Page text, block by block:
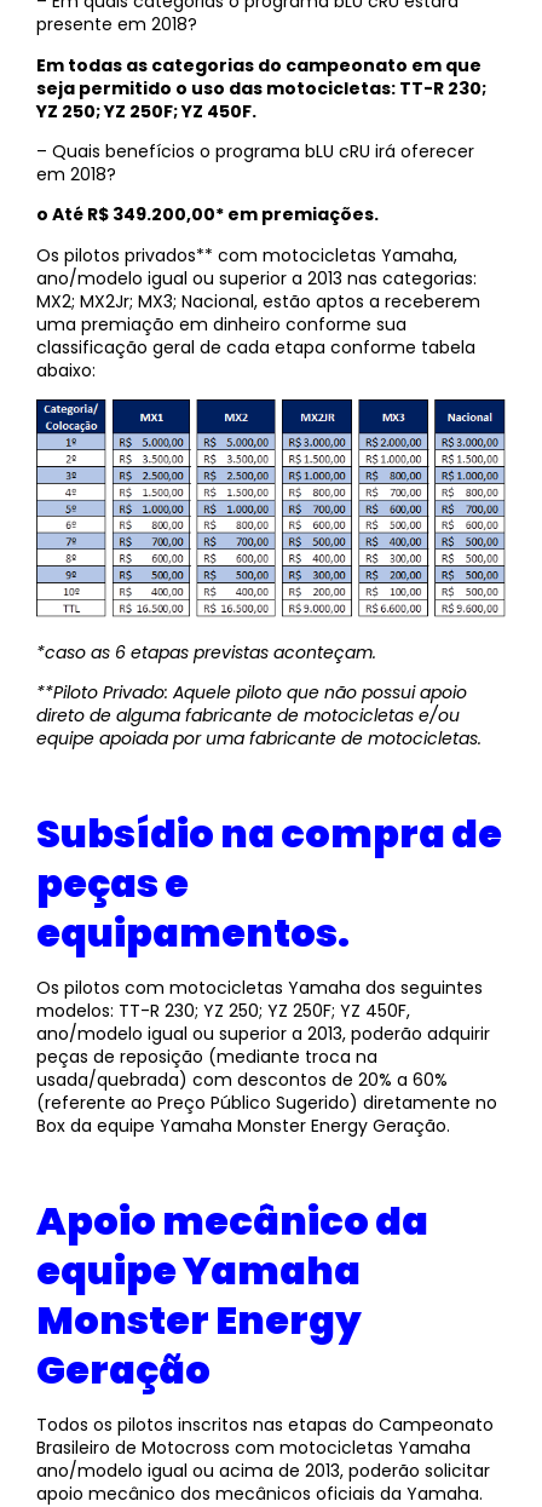
presente em 2018?
Em todas as categorias do campeonato em que
seja permitido o uso das motocicletas: TT-R 230;
YZ 250; YZ 250F; YZ 450F.
– Quais benefícios o programa bLU cRU irá oferecer
em 2018?
o Até R$ 349.200,00* em premiações.
Os pilotos privados** com motocicletas Yamaha,
ano/modelo igual ou superior a 2013 nas categorias:
MX2; MX2Jr; MX3; Nacional, estão aptos a receberem
uma premiação em dinheiro conforme sua
classificação geral de cada etapa conforme tabela
abaixo:
*caso as 6 etapas previstas aconteçam.
**Piloto Privado: Aquele piloto que não possui apoio
direto de alguma fabricante de motocicletas e/ou
equipe apoiada por uma fabricante de motocicletas.
Subsídio na compra de
peças e
equipamentos.
Os pilotos com motocicletas Yamaha dos seguintes
modelos: TT-R 230; YZ 250; YZ 250F; YZ 450F,
ano/modelo igual ou superior a 2013, poderão adquirir
peças de reposição (mediante troca na
usada/quebrada) com descontos de 20% a 60%
(referente ao Preço Público Sugerido) diretamente no
Box da equipe Yamaha Monster Energy Geração.
Apoio mecânico da
equipe Yamaha
Monster Energy
Geração
Todos os pilotos inscritos nas etapas do Campeonato
Brasileiro de Motocross com motocicletas Yamaha
ano/modelo igual ou acima de 2013, poderão solicitar
apoio mecânico dos mecânicos oficiais da Yamaha.